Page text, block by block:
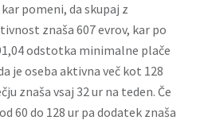
pomeni, da skupaj z
znaša 607 evrov, kar po
odstotka minimalne plače
je oseba aktivna več kot 128
znaša vsaj 32 ur na teden. Če
60 do 128 ur pa dodatek znaša